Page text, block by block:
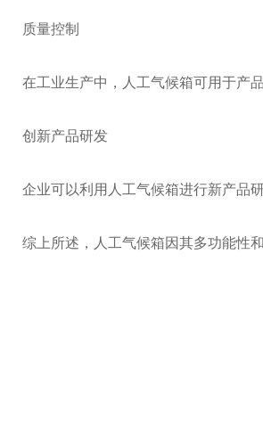
质量控制
在工业生产中，人工气候箱可用于产
创新产品研发
企业可以利用人工气候箱进行新产品
综上所述，人工气候箱因其多功能性